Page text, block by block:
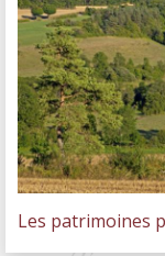
Les patrimoines